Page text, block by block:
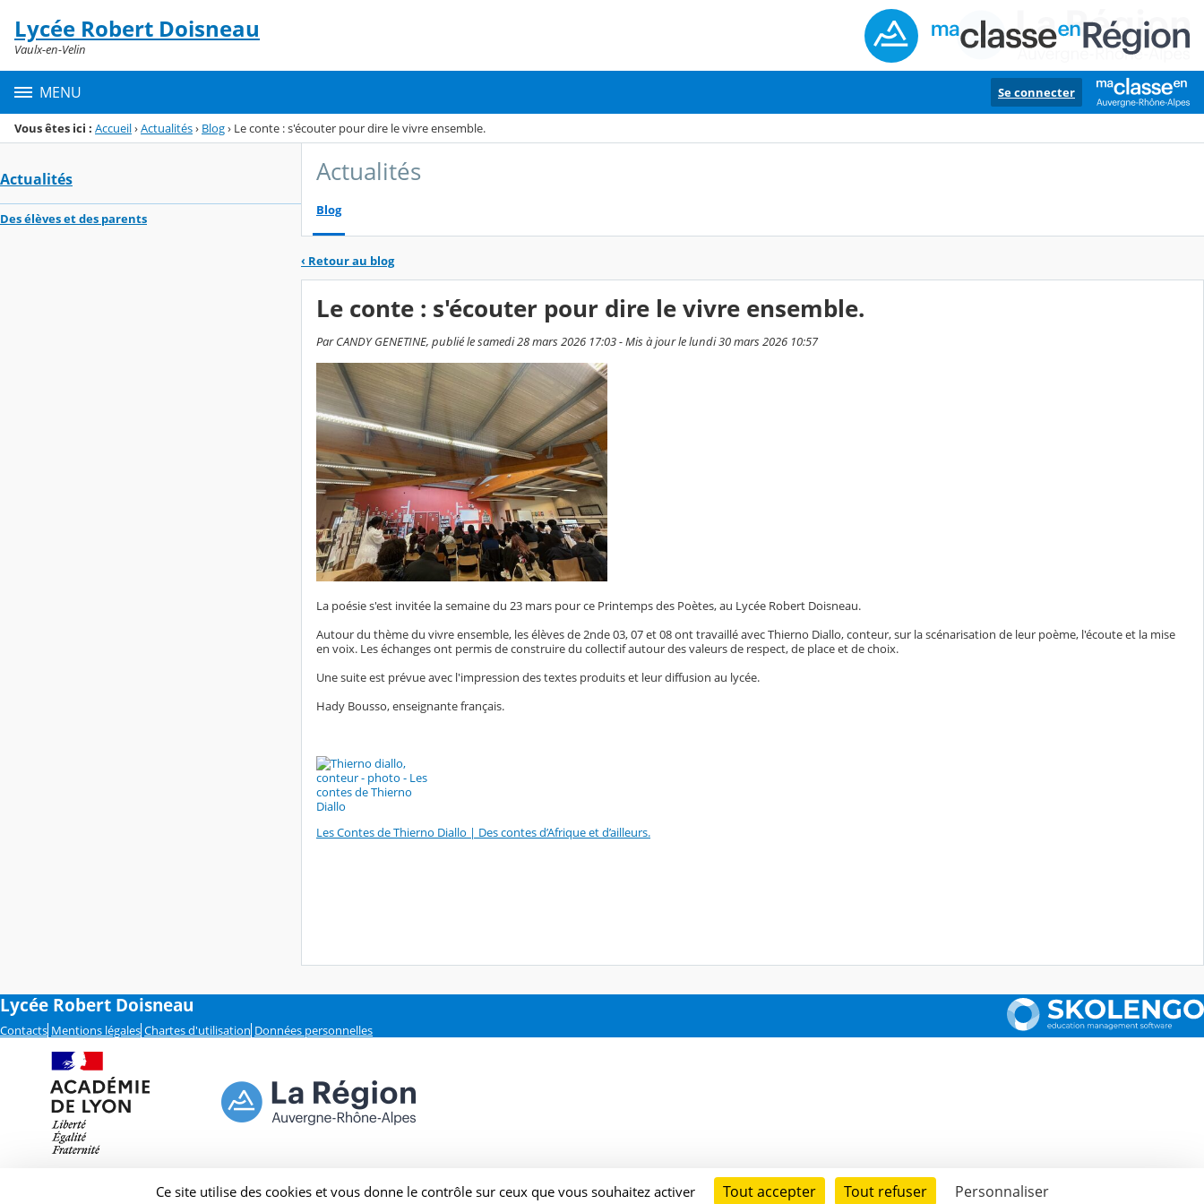
Menu de la rubrique
Contenu
Lycée Robert Doisneau
Vaulx-en-Velin
MENU Se connecter
Vous êtes ici : Accueil›Actualités› Blog› Le conte : s'écouter pour dire le vivre ensemble.
Actualités
Des élèves et des parents
Actualités
Blog
‹ Retour au blog
Le conte : s'écouter pour dire le vivre ensemble.
Par CANDY GENETINE, publié le samedi 28 mars 2026 17:03 - Mis à jour le lundi 30 mars 2026 10:57
La poésie s'est invitée la semaine du 23 mars pour ce Printemps des Poètes, au Lycée Robert Doisneau.
Autour du thème du vivre ensemble, les élèves de 2nde 03, 07 et 08 ont travaillé avec Thierno Diallo, conteur, sur la scénarisation de leur poème, l'écoute et la mise
en voix. Les échanges ont permis de construire du collectif autour des valeurs de respect, de place et de choix.
Une suite est prévue avec l'impression des textes produits et leur diffusion au lycée.
Hady Bousso, enseignante français.
Les Contes de Thierno Diallo | Des contes d’Afrique et d’ailleurs.
Lycée Robert Doisneau
Contacts Mentions légales Chartes d'utilisation Données personnelles
Ce site utilise des cookies et vous donne le contrôle sur ceux que vous souhaitez activer Tout accepter Tout refuser Personnaliser